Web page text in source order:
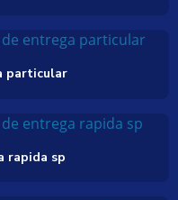
particular
rapida sp